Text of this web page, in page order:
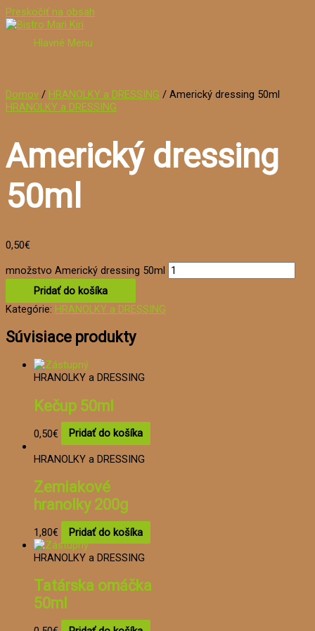
Preskočiť na obsah
Hlavné Menu
Domov / HRANOLKY a DRESSING / Americký dressing 50ml
HRANOLKY a DRESSING
Americký dressing
50ml
0,50€
množstvo Americký dressing 50ml
Pridať do košíka
Kategórie: HRANOLKY a DRESSING
Súvisiace produkty
HRANOLKY a DRESSING
Kečup 50ml
0,50€
Pridať do košíka
HRANOLKY a DRESSING
Zemiakové
hranolky 200g
1,80€
Pridať do košíka
HRANOLKY a DRESSING
Tatárska omáčka
50ml